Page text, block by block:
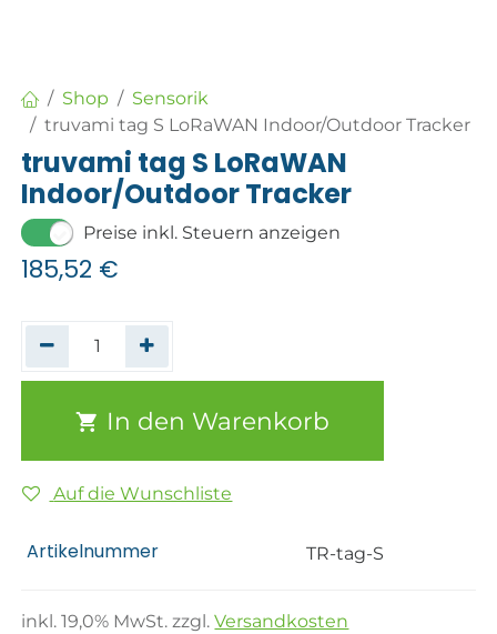
Shop
Sensorik
truvami tag S LoRaWAN Indoor/Outdoor Tracker
truvami tag S LoRaWAN
Indoor/Outdoor Tracker
Preise inkl. Steuern anzeigen
185,52 €
In den Warenkorb
Auf die Wunschliste
Artikelnummer TR-tag-S
inkl.19,0% MwSt. zzgl.Versandkosten